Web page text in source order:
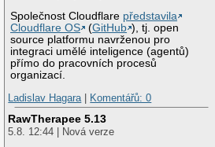
Společnost Cloudflare představila
Cloudflare OS
(GitHub ), tj. open
source platformu navrženou pro
integraci umělé inteligence (agentů)
přímo do pracovních procesů
organizací.
Ladislav Hagara| Komentářů: 0
RawTherapee 5.13
5.8. 12:44 | Nová verze